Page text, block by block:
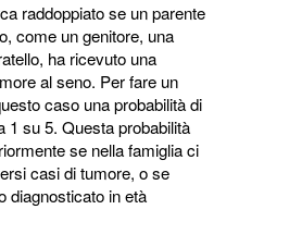
raddoppiato se un parente
come un genitore, una
ha ricevuto una
al seno. Per fare un
caso una probabilità di
1 su 5. Questa probabilità
se nella famiglia ci
casi di tumore, o se
diagnosticato in età